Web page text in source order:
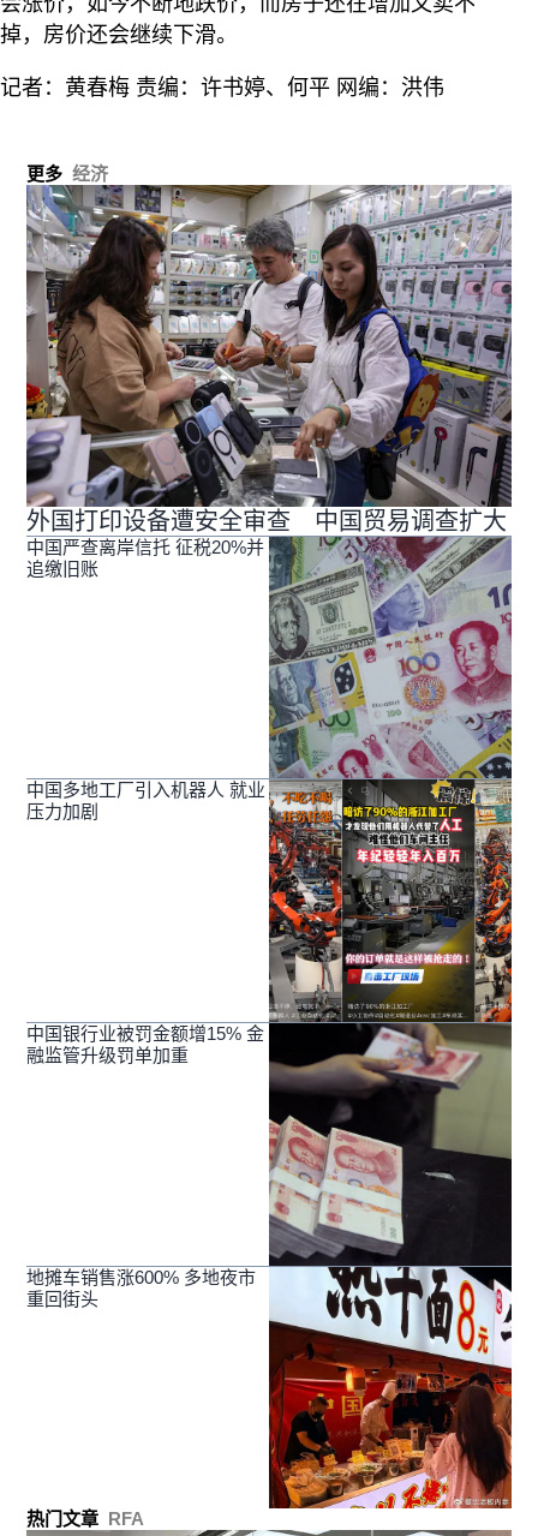
掉，房价还会继续下滑。
记者：黄春梅 责编：许书婷、何平 网编：洪伟
更多 经济
外国打印设备遭安全审查 中国贸易调查扩大
中国严查离岸信托 征税20%并
追缴旧账
中国多地工厂引入机器人 就业
压力加剧
中国银行业被罚金额增15% 金
融监管升级罚单加重
地摊车销售涨600% 多地夜市
重回街头
热门文章 RFA